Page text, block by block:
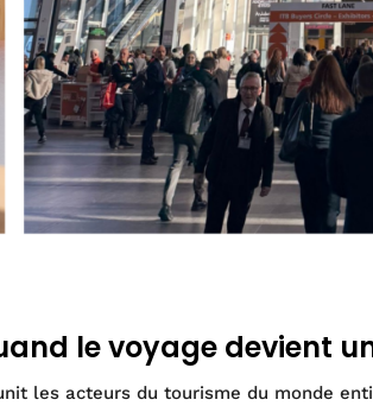
le voyage devient
les acteurs du tourisme du monde